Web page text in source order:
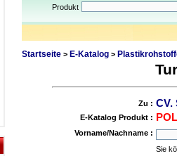
Produkt
Startseite > E-Katalog>
Zu : CV.
E-Katalog Produkt :
Vorname/Nachname :
Sie